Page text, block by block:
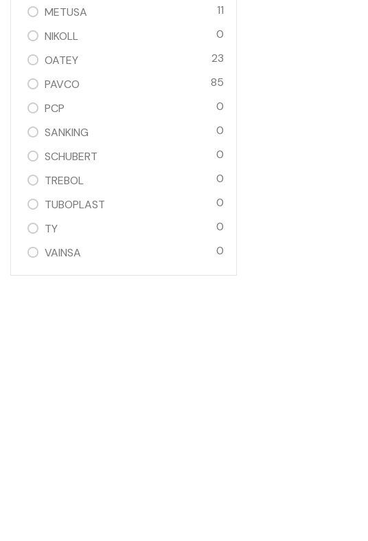
METUSA
11
NIKOLL
0
OATEY
23
PAVCO
85
PCP
0
SANKING
0
SCHUBERT
0
TREBOL
0
TUBOPLAST
0
TY
0
VAINSA
0